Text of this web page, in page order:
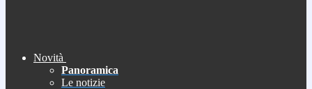
Novità
Panoramica
Le notizie